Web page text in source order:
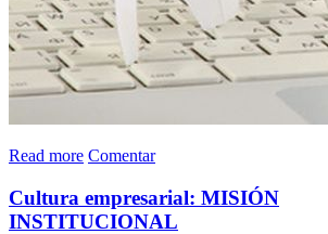
Read more Comentar
Cultura empresarial: MISIÓN
INSTITUCIONAL